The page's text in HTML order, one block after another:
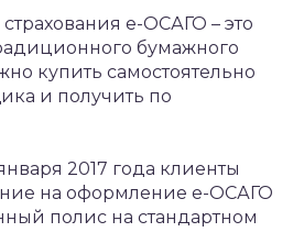
е-ОСАГО – это
бумажного
купить самостоятельно
и получить по
2017 года клиенты
на оформление е-ОСАГО
полис на стандартном